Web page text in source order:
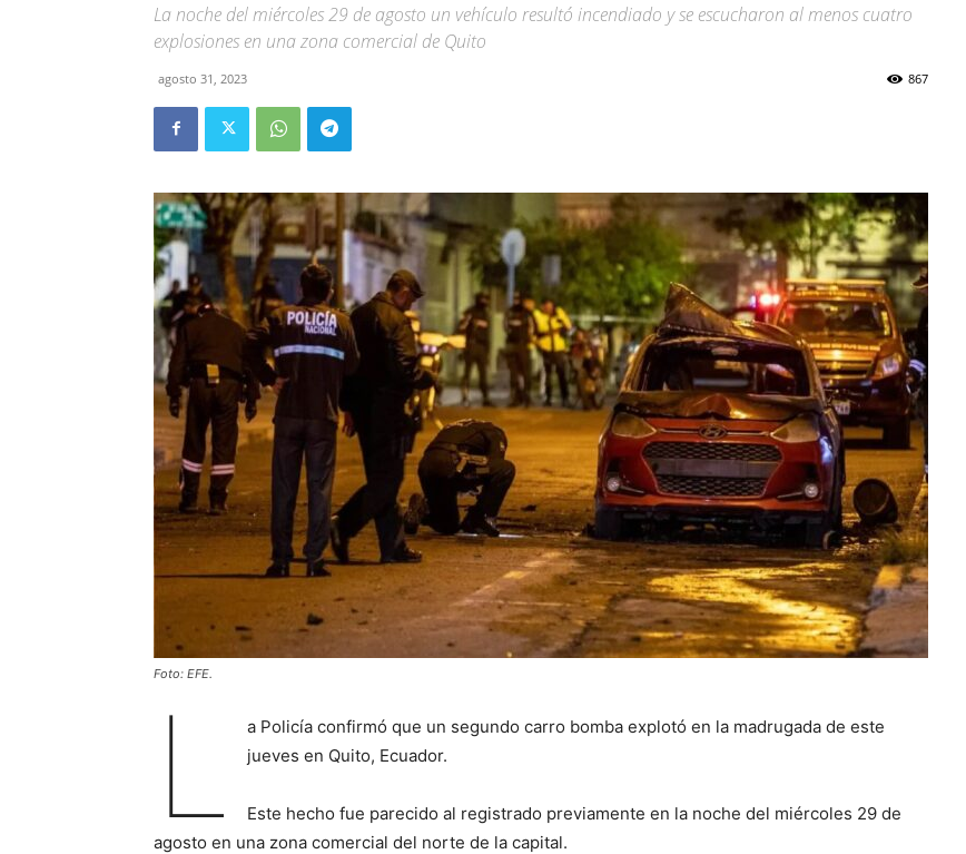
La noche del miércoles 29 de agosto un vehículo resultó incendiado y se escucharon al menos cuatro
explosiones en una zona comercial de Quito
agosto 31, 2023 867
Foto: EFE.
L
a Policía confirmó que un segundo carro bomba explotó en la madrugada de este
jueves en Quito, Ecuador.
Este hecho fue parecido al registrado previamente en la noche del miércoles 29 de
agosto en una zona comercial del norte de la capital.